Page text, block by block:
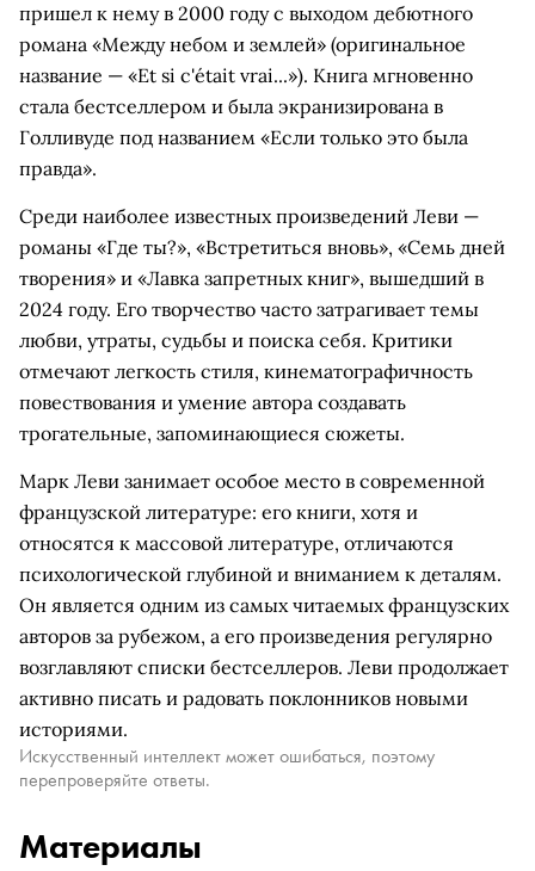
пришел к нему в 2000 году с выходом дебютного
романа «Между небом и землей» (оригинальное
название — «Et si c'était vrai...»). Книга мгновенно
стала бестселлером и была экранизирована в
Голливуде под названием «Если только это была
правда».
Среди наиболее известных произведений Леви —
романы «Где ты?», «Встретиться вновь», «Семь дней
творения» и «Лавка запретных книг», вышедший в
2024 году. Его творчество часто затрагивает темы
любви, утраты, судьбы и поиска себя. Критики
отмечают легкость стиля, кинематографичность
повествования и умение автора создавать
трогательные, запоминающиеся сюжеты.
Марк Леви занимает особое место в современной
французской литературе: его книги, хотя и
относятся к массовой литературе, отличаются
психологической глубиной и вниманием к деталям.
Он является одним из самых читаемых французских
авторов за рубежом, а его произведения регулярно
возглавляют списки бестселлеров. Леви продолжает
активно писать и радовать поклонников новыми
историями.
Искусственный интеллект может ошибаться, поэтому
перепроверяйте ответы.
Материалы